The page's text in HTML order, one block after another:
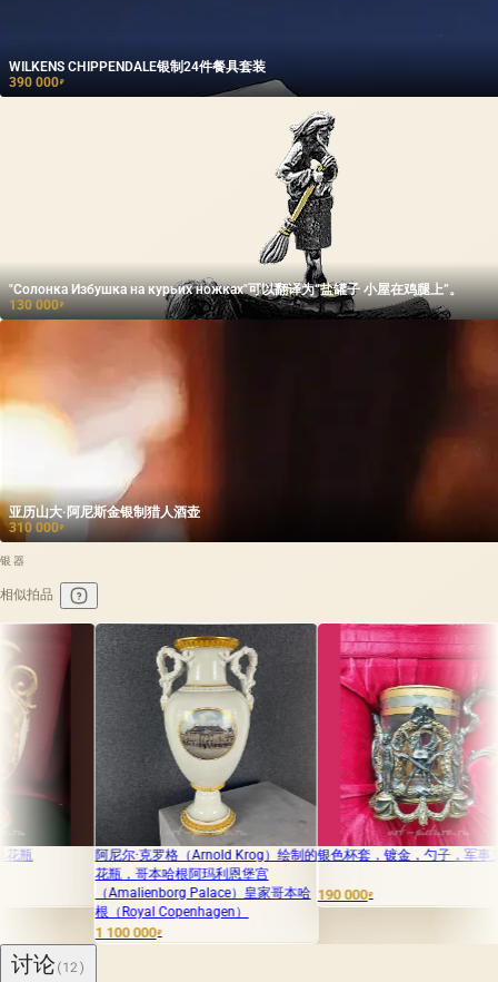
WILKENS CHIPPENDALE银制24件餐具套装
390 000₽
"Солонка Избушка на курьих ножках"可以翻译为“盐罐子 小屋在鸡腿上”。
130 000₽
亚历山大·阿尼斯金银制猎人酒壶
310 000₽
银器
相似拍品
尼尔·克罗格（Arnold Krog）绘制的
瓶，哥本哈根阿玛利恩堡宫
Amalienborg Palace）皇家哥本哈
（Royal Copenhagen）
银色杯套，镀金，勺子，军事主题
190 000₽
糖罐
讨论(12)